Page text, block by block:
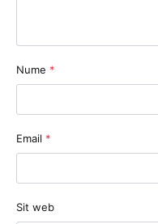
Nume *
Email *
Sit web